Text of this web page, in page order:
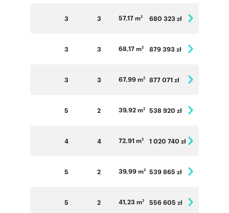
3 3 57,17 m2 680 323 zł
3 3 68,17 m2 879 393 zł
3 3 67,99 m2 877 071 zł
5 2 39,92 m2 538 920 zł
4 4 72,91 m2 1 020 740 zł
5 2 39,99 m2 539 865 zł
5 2 41,23 m2 556 605 zł